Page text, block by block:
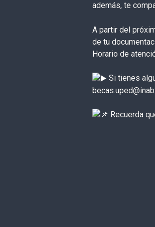
además, te
A partir del
de tu
Horario de
Si tienes
Recuerda